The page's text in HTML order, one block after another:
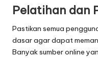
Pelatihan dan
Pastikan semua
dasar agar dapat
Banyak sumber online